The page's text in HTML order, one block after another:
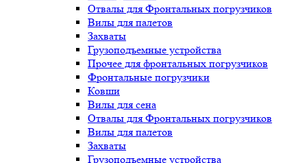
Отвалы для Фронтальных погрузчиков
Вилы для палетов
Захваты
Грузоподъемные устройства
Прочее для фронтальных погрузчиков
Фронтальные погрузчики
Ковши
Вилы для сена
Отвалы для Фронтальных погрузчиков
Вилы для палетов
Захваты
Грузоподъемные устройства